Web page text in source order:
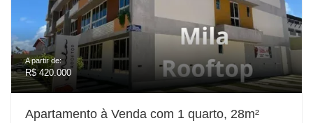
A partir de:
R$ 420.000
Apartamento à Venda com 1 quarto, 28m²